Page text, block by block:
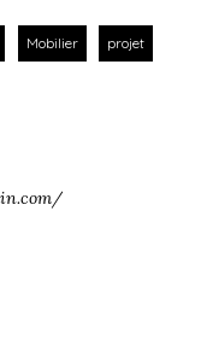
Mobilier projet